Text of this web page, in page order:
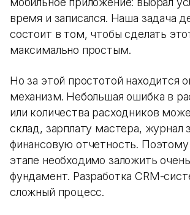
время и записался. Наша задача
состоит в том, чтобы сделать
максимально простым.
Но за этой простотой находится
механизм. Небольшая ошибка в
или количества расходников
склад, зарплату мастера, журнал
финансовую отчетность. Поэтому
этапе необходимо заложить
фундамент. Разработка CRM-
сложный процесс.